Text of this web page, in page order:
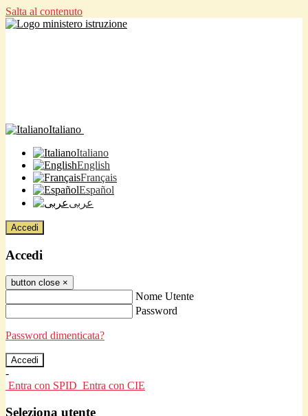
Salta al contenuto
Italiano
Italiano
English
Français
Español
عربى
Accedi
Accedi
button close ×
Nome Utente
Password
Password dimenticata?
-
Entra con SPID Entra con CIE
Seleziona utente